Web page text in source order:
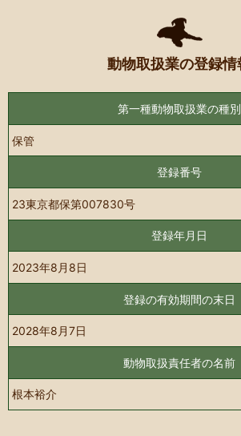
動物取扱業の登録情
第一種動物取扱業の種別
保管
登録番号
23東京都保第007830号
登録年月日
2023年8月8日
登録の有効期間の末日
2028年8月7日
動物取扱責任者の名前
根本裕介